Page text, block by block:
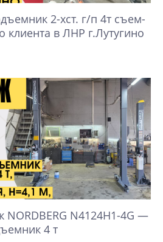
2-хст. г/п 4т съем-
клиента в ЛНР г.Лутугино
NORDBERG N4124H1-4G —
4 т